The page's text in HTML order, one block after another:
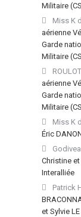
Militaire
Miss K
aérienne
Garde
Militaire
ROULOT
aérienne
Garde
Militaire
Miss K
Éric
Christine et
Interalliée
Patrick
et Sylvie